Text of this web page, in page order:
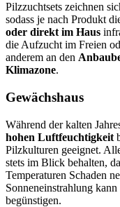
Pilzzuchtsets zeichnen
sodass je nach Produkt
oder direkt im Haus
die Aufzucht im Freien
anderem an den
Klimazone.
Gewächshaus
Während der kalten
hohen Luftfeuchtigkeit
Pilzkulturen geeignet.
stets im Blick behalten,
Temperaturen Schaden
Sonneneinstrahlung
begünstigen.